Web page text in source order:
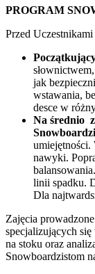
PROGRAM
Przed Uczestnikami
jak
wstawania,
desce w
Na średnio
umiejętności.
nawyki.
linii spadku.
Dla
Zajęcia
specjalizujących
na stoku oraz
Snowboardzistom